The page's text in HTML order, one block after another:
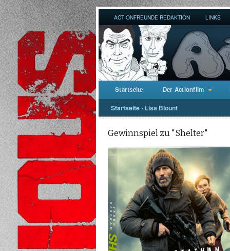
ACTIONFREUNDE REDAKTION LINKS
Startseite Der Actionfilm
Startseite › Lisa Blount
Gewinnspiel zu "Shelter"